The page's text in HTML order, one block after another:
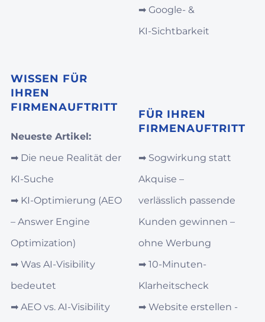
WISSEN FÜR
IHREN
FIRMENAUFTRITT
Neueste Artikel:
➡︎ Die neue Realität der
KI-Suche
➡︎ KI‑Optimierung (AEO
– Answer Engine
Optimization)
➡︎ Was AI‑Visibility
bedeutet
➡︎ AEO vs. AI‑Visibility
➡︎ Google‑ &
KI‑Sichtbarkeit
FÜR IHREN
FIRMENAUFTRITT
➡︎ Sogwirkung statt
Akquise –
verlässlich passende
Kunden gewinnen –
ohne Werbung
➡︎ 10-Minuten-
Klarheitscheck
➡︎ Website erstellen -